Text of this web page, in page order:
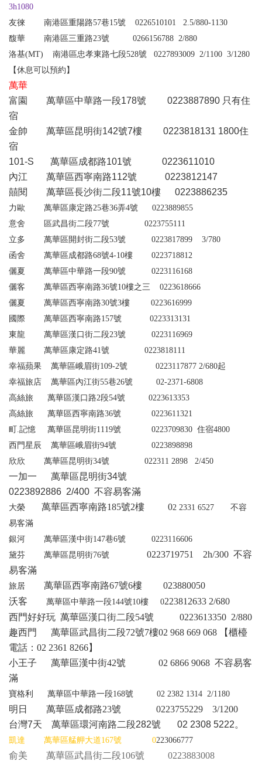
3h1080
友徠 南港區重陽路57巷15號 0226510101 2.5/880-1130
馥華 南港區三重路23號 0266156788 2/880
洛基(MT) 南港區忠孝東路七段528號 0227893009 2/1100 3/1280
【休息可以預約 】
萬華
富園 萬華區中華路一段178號 0223887890 只有住
宿
金帥 萬華區昆明街142號7樓 0223818131 1800住
宿
101-S 萬華區成都路101號 0223611010
內江 萬華區西寧南路112號 0223812147
囍閱 萬華區長沙街二段11號10樓 0223886235
力歐 萬華區康定路25巷36弄4號 0223889855
意舍 區武昌街二段77號
0223755111
立多 萬華區開封街二段53號 0223817899 3/780
函舍 萬華區成都路68號4-10樓 0223718812
儷夏 萬華區中華路一段90號 0223116168
儷客 萬華區西寧南路36號10樓之三 0223618666
儷夏 萬華區西寧南路30號3樓 0223616999
國際 萬華區西寧南路157號 0223313131
東龍 萬華區漢口街二段23號 0223116969
華麗 萬華區康定路41號 0223818111
幸福蘋果
萬華區峨眉街109-2號 0223117877 2/680起
幸福旅店
萬華區內江街55巷26號 02-2371-6808
高絲旅 萬華區漢口路2段54號 0223613353
高絲旅 萬華區西寧南路36號 0223611321
町.記憶 萬華區昆明街1119號 0223709830 住宿4800
西門星辰 萬華區峨眉街94號 0223898898
欣欣 萬華區昆明街34號 022311 2898 2/450
一加一 萬華區昆明街34號
0223892886 2/400 不容易客滿
大榮 萬華區西寧南路185號2樓 02 2331 6527
不容
易客滿
銀河
萬華區漢中街147巷6號
0223116606
黛芬
萬華區昆明街76號 0223719751 2h/300 不容
易客滿
旅居 萬華區西寧南路67號6樓 023880050
沃客
萬華區中華路一段144號10樓 0223812633 2/680
西門好好玩 萬華區漢口街二段54號 0223613350 2/880
趣西門
萬華區武昌街二段72號7樓02 968 669 068
【櫃檯
電話： 02 2361 8266】
小王子
萬華區漢中街42號 02 6866 9068 不容易客
滿
寶格利 萬華區中華路一段168號 02 2382 1314 2/1180
明日 萬華區成都路23號 0223755229 3/1200
台灣7天 萬華區環河南路二段282號 02 2308 5222。
凱達 萬華區艋舺大道167號 0223066777
俞美 萬華區武昌街二段106號 0223883008